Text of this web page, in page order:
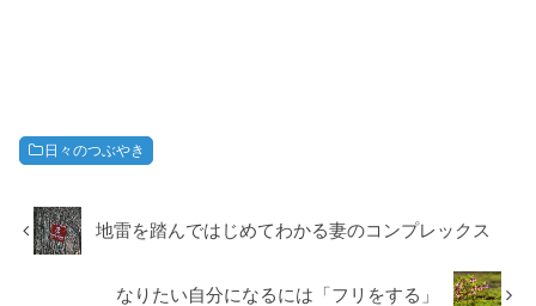
日々のつぶやき
地雷を踏んではじめてわかる妻のコンプレックス
なりたい自分になるには「フリをする」